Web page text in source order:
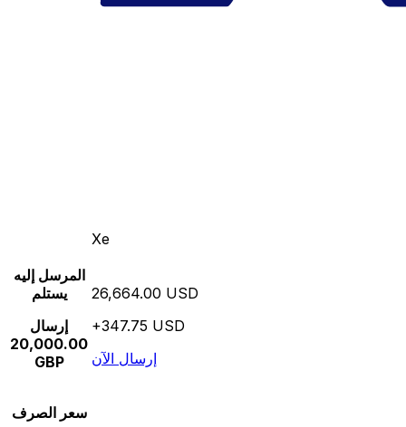
Xe
المرسل إليه
يستلم
إرسال
20,000.00
GBP
26,664.00 USD
+347.75 USD
إرسال الآن
سعر الصرف